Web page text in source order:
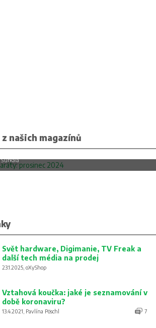
našich magazínů
prosinec 2024
Svět hardware, Digimanie, TV Freak a
další tech média na prodej
23.1.2025, oXyShop
Vztahová koučka: jaké je seznamování v
době koronaviru?
13.4.2021, Pavlína Pöschl 7